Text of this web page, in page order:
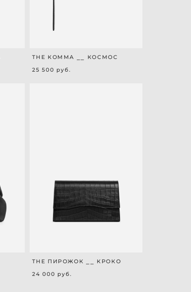
THE КОММА ⎯⎯ КОСМОС
25 500 pуб.
THE ПИРОЖОК ⎯⎯ КРОКО
24 000 pуб.